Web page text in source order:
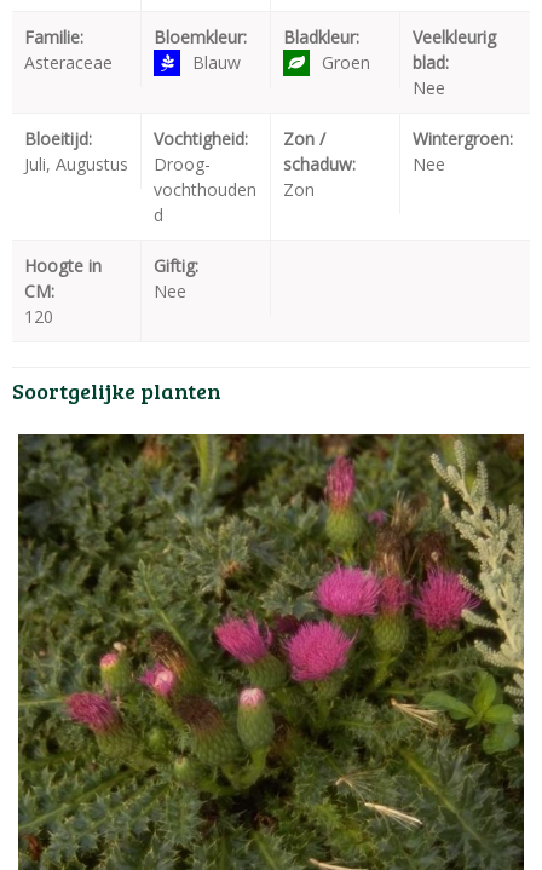
Familie:
Asteraceae
Bloemkleur:
Blauw
Bladkleur:
Groen
Veelkleurig
blad:
Nee
Bloeitijd:
Juli, Augustus
Vochtigheid:
Droog-
vochthouden
d
Zon /
schaduw:
Zon
Wintergroen:
Nee
Hoogte in
CM:
120
Giftig:
Nee
Soortgelijke planten